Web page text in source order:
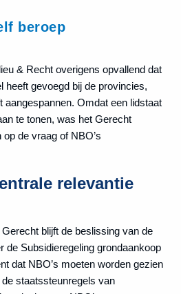
beroep
& Recht overigens opvallend dat
heeft gevoegd bij de provincies,
aangespannen. Omdat een lidstaat
te tonen, was het Gerecht
de vraag of NBO’s
relevantie
blijft de beslissing van de
de Subsidieregeling grondaankoop
dat NBO’s moeten worden gezien
staatssteunregels van